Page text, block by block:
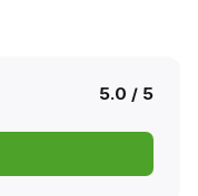
5.0 / 5